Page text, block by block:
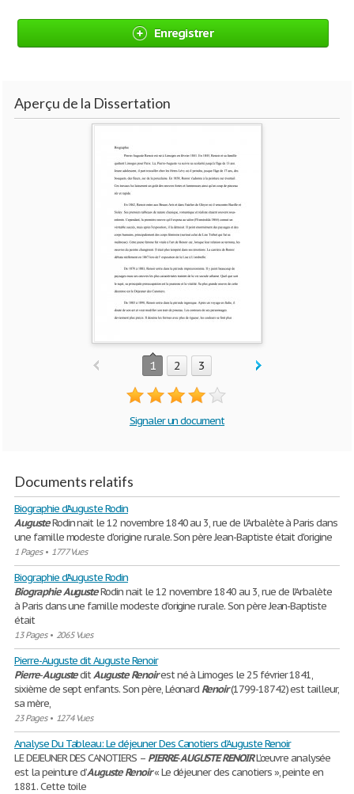
Enregistrer
Aperçu de la Dissertation
1 2 3
Signaler un document
Documents relatifs
Biographie d'Auguste Rodin
AugusteRodin nait le 12 novembre 1840 au 3, rue de l'Arbalète à Paris dans
une famille modeste d'origine rurale. Son père Jean-Baptiste était d'origine
1 Pages• 1777 Vues
Biographie d'Auguste Rodin
BiographieAugusteRodin nait le 12 novembre 1840 au 3, rue de l'Arbalète
à Paris dans une famille modeste d'origine rurale. Son père Jean-Baptiste
était
13 Pages• 2065 Vues
Pierre-Auguste dit Auguste Renoir
Pierre-AugusteditAuguste Renoirest né à Limoges le 25 février 1841,
sixième de sept enfants. Son père, Léonard Renoir(1799-18742) est tailleur,
sa mère,
23 Pages• 1274 Vues
Analyse Du Tableau: Le déjeuner Des Canotiers d’Auguste Renoir
LE DEJEUNER DES CANOTIERS – PIERRE-AUGUSTE RENOIRL’œuvre analysée
est la peinture d’Auguste Renoir« Le déjeuner des canotiers », peinte en
1881. Cette toile